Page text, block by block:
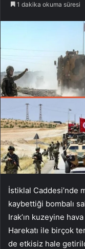
1 dakika okuma süresi
İstiklal Caddesi’nde
kaybettiği bombalı
Irak’ın kuzeyine
Harekatı ile birçok
de etkisiz hale